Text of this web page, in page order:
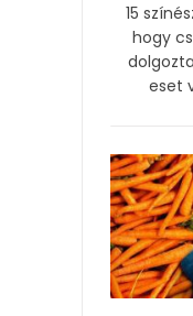
15
hogy
eset